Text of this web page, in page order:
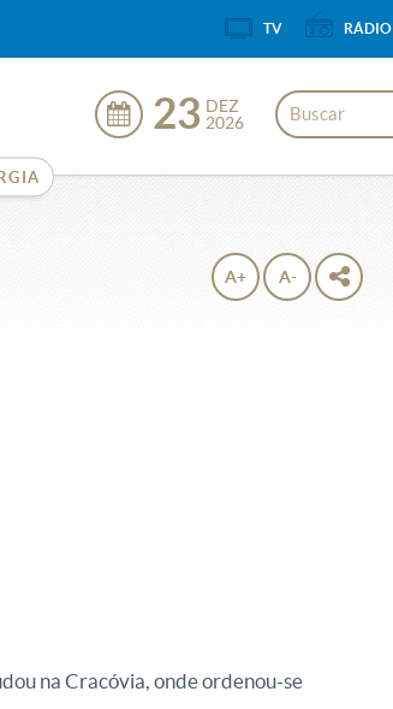
23 DEZ
2026
A+ A-
na Cracóvia, onde ordenou-se
TV RÁDIO